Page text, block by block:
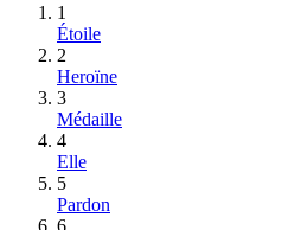
1
Étoile
2
Heroïne
3
Médaille
4
Elle
5
Pardon
6